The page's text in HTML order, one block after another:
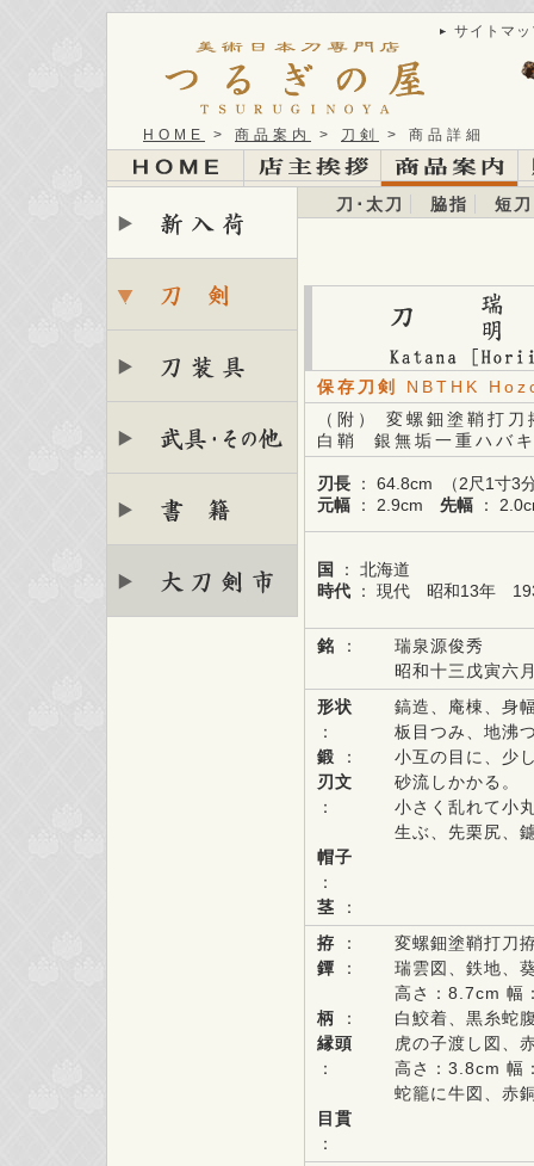
サイトマ
HOME > 商品案内 > 刀剣 > 商品詳細
刀･太刀 脇指 短刀
保存刀剣 NBTHK
（附） 変螺鈿塗鞘打刀
白鞘 銀無垢一重ハバ
刃長 ： 64.8cm （2尺1寸
元幅 ： 2.9cm 先幅 ：
国
： 北海道
時代 ： 現代 昭和13年
銘 ：
瑞泉源俊秀
昭和十三戊寅六
形状
：
鍛 ：
刃文
：
帽子
：
茎 ：
鎬造、庵棟、身
板目つみ、地沸
小互の目に、少
砂流しかかる。
小さく乱れて小
生ぶ、先栗尻、
拵 ：
鐔
：
柄 ：
縁頭
：
目貫
：
変螺鈿塗鞘打
瑞雲図、鉄地、
高さ：8.7cm 幅
白鮫着、黒糸蛇
虎の子渡し図、
高さ：3.8cm 幅
蛇籠に牛図、赤